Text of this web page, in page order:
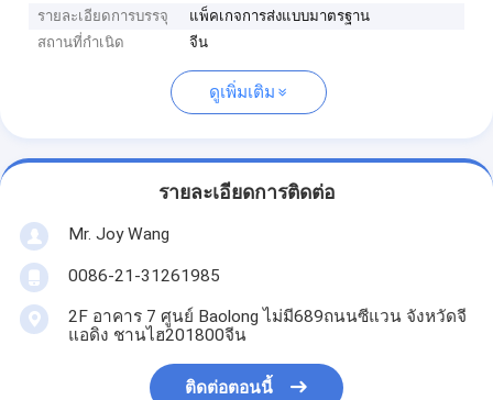
รายละเอียดการบรรจุ
แพ็คเกจการส่งแบบมาตรฐาน
สถานที่กำเนิด
จีน
ดูเพิ่มเติม
รายละเอียดการติดต่อ
Mr. Joy Wang
0086-21-31261985
2F อาคาร 7 ศูนย์ Baolong ไม่มี689ถนนซีแวน จังหวัดจี
แอดิง ชานไฮ201800จีน
ติดต่อตอนนี้